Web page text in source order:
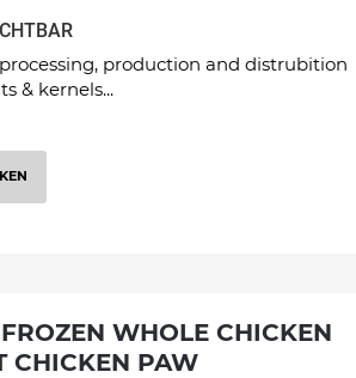
production and distrubition
& kernels...
CHICKEN PAW